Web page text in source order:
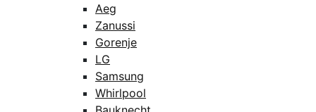
Aeg
Zanussi
Gorenje
LG
Samsung
Whirlpool